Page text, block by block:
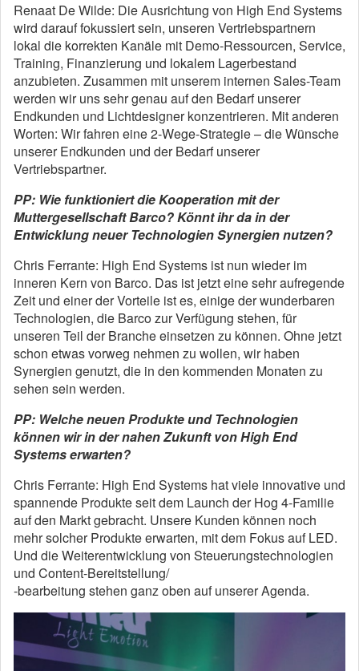
Renaat De Wilde: Die Ausrichtung von High End Systems
wird darauf fokussiert sein, unseren Vertriebspartnern
lokal die korrekten Kanäle mit Demo-Ressourcen, Service,
Training, Finanzierung und lokalem Lagerbestand
anzubieten. Zusammen mit unserem internen Sales-Team
werden wir uns sehr genau auf den Bedarf unserer
Endkunden und Lichtdesigner konzentrieren. Mit anderen
Worten: Wir fahren eine 2-Wege-Strategie – die Wünsche
unserer Endkunden und der Bedarf unserer
Vertriebspartner.
PP: Wie funktioniert die Kooperation mit der
Muttergesellschaft Barco? Könnt ihr da in der
Entwicklung neuer Technologien Synergien nutzen?
Chris Ferrante: High End Systems ist nun wieder im
inneren Kern von Barco. Das ist jetzt eine sehr aufregende
Zeit und einer der Vorteile ist es, einige der wunderbaren
Technologien, die Barco zur Verfügung stehen, für
unseren Teil der Branche einsetzen zu können. Ohne jetzt
schon etwas vorweg nehmen zu wollen, wir haben
Synergien genutzt, die in den kommenden Monaten zu
sehen sein werden.
PP: Welche neuen Produkte und Technologien
können wir in der nahen Zukunft von High End
Systems erwarten?
Chris Ferrante: High End Systems hat viele innovative und
spannende Produkte seit dem Launch der Hog 4-Familie
auf den Markt gebracht. Unsere Kunden können noch
mehr solcher Produkte erwarten, mit dem Fokus auf LED.
Und die Weiterentwicklung von Steuerungstechnologien
und Content-Bereitstellung/
-bearbeitung stehen ganz oben auf unserer Agenda.